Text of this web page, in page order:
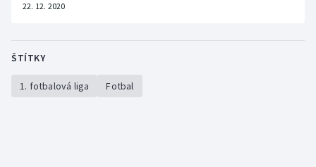
22. 12. 2020
ŠTÍTKY
1. fotbalová liga Fotbal